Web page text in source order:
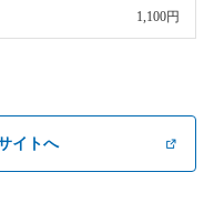
1,100円
イトへ